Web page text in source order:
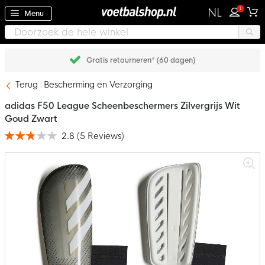
Menu NL 1
Gratis retourneren* (60 dagen)
Terug Bescherming en Verzorging
afbeeldingen-
adidas F50 League Scheenbeschermers Zilvergrijs Wit
Goud Zwart
Waardering: 2.8 (5 Reviews)